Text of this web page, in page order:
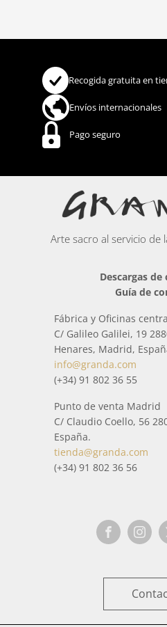
Recogida gratuita en
Envíos internacionales
Pago seguro
Arte sacro al servicio de
Descargas de
Guía de
Fábrica y Oficinas
C/ Galileo Galilei, 19
Henares, Madrid,
info@granda.com
(+34) 91 802 36 55
Punto de venta Madrid
C/ Claudio Coello, 56
España.
tienda@granda.com
(+34) 91 802 36 56